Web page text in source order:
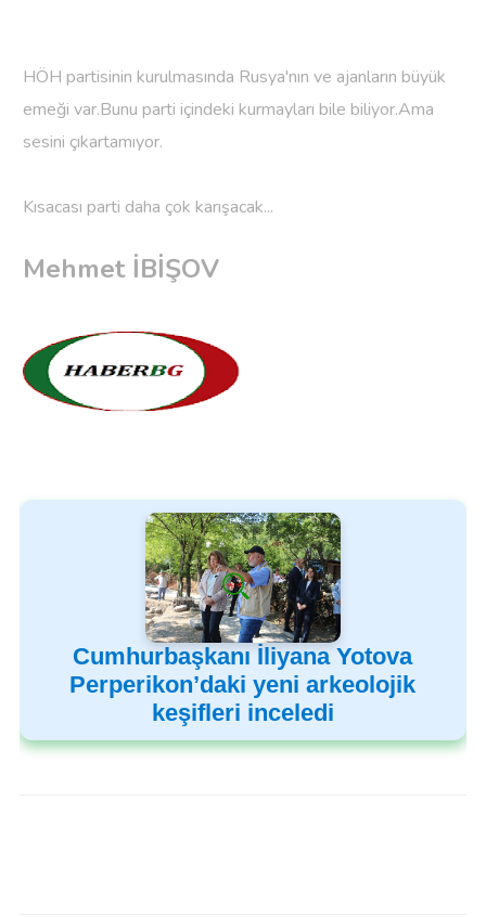
HÖH partisinin kurulmasında Rusya'nın ve ajanların büyük
emeği var.Bunu parti içindeki kurmayları bile biliyor.Ama
sesini çıkartamıyor.
Kısacası parti daha çok karışacak...
Mehmet İBİŞOV
Cumhurbaşkanı İliyana Yotova
Perperikon’daki yeni arkeolojik
keşifleri inceledi